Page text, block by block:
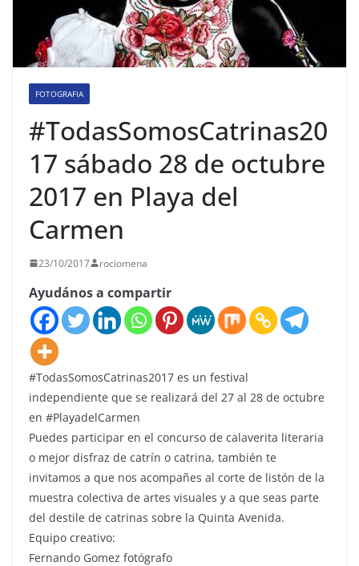
FOTOGRAFIA
#TodasSomosCatrinas20
17 sábado 28 de octubre
2017 en Playa del
Carmen
23/10/2017 rociomena
Ayudános a compartir
#TodasSomosCatrinas2017 es un festival
independiente que se realizará del 27 al 28 de octubre
en #PlayadelCarmen
Puedes participar en el concurso de calaverita literaria
o mejor disfraz de catrín o catrina, también te
invitamos a que nos acompañes al corte de listón de la
muestra colectiva de artes visuales y a que seas parte
del destile de catrinas sobre la Quinta Avenida.
Equipo creativo:
Fernando Gomez fotógrafo